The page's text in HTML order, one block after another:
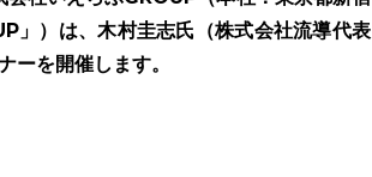
」）は、木村圭志氏（株式会社流導代表
ーを開催します。